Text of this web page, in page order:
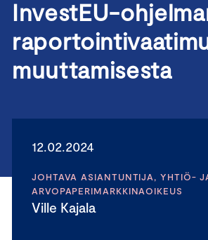
InvestEU-
muuttamisesta
12.02.2024
JOHTAVA ASIANTUNTIJA, YHTIÖ-
ARVOPAPERIMARKKINAOIKEUS
Ville Kajala